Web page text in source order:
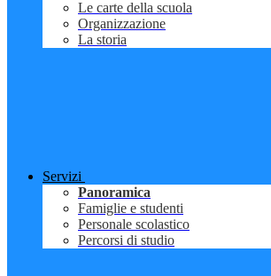
Le carte della scuola
Organizzazione
La storia
Servizi
Panoramica
Famiglie e studenti
Personale scolastico
Percorsi di studio